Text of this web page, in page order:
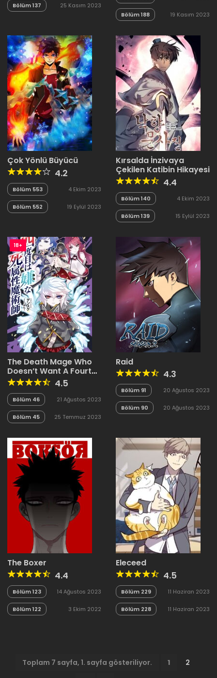
Bölüm 137 25 Kasım 2023
Bölüm 188 19 Kasım 2023
Çok Yönlü Büyücü
4.2
Bölüm 553 4 Ekim 2023
Bölüm 552 19 Eylül 2023
Kırsalda İnzivaya
Çekilen Katibin Hikayesi
4.4
Bölüm 140 4 Ekim 2023
Bölüm 139 15 Eylül 2023
18+
The Death Mage Who
Doesn’t Want A Fourth
Time
4.5
Bölüm 46 21 Ağustos 2023
Bölüm 45 25 Temmuz 2023
Raid
4.3
Bölüm 91 20 Ağustos 2023
Bölüm 90 20 Ağustos 2023
The Boxer
4.4
Bölüm 123 14 Ağustos 2023
Bölüm 122 3 Ekim 2022
Eleceed
4.5
Bölüm 229 11 Haziran 2023
Bölüm 228 11 Haziran 2023
Toplam 7 sayfa, 1. sayfa gösteriliyor. 1
2